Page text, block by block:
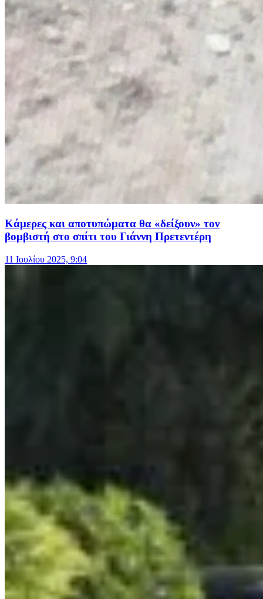
Κάμερες και αποτυπώματα θα «δείξουν» τον
βομβιστή στο σπίτι του Γιάννη Πρετεντέρη
11 Ιουλίου 2025, 9:04